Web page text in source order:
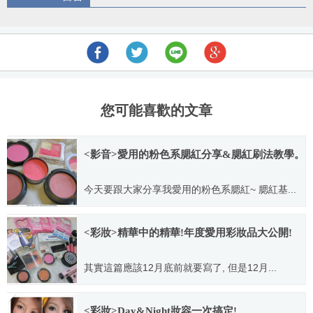
導
您可能喜歡的文章
<影音>愛用的粉色系腮紅分享&腮紅刷法教學。
今天要跟大家分享我愛用的粉色系腮紅~ 腮紅基...
2011.11.13
<彩妝>精華中的精華!年度愛用彩妝品大公開!
其實這篇應該12月底前就要寫了, 但是12月...